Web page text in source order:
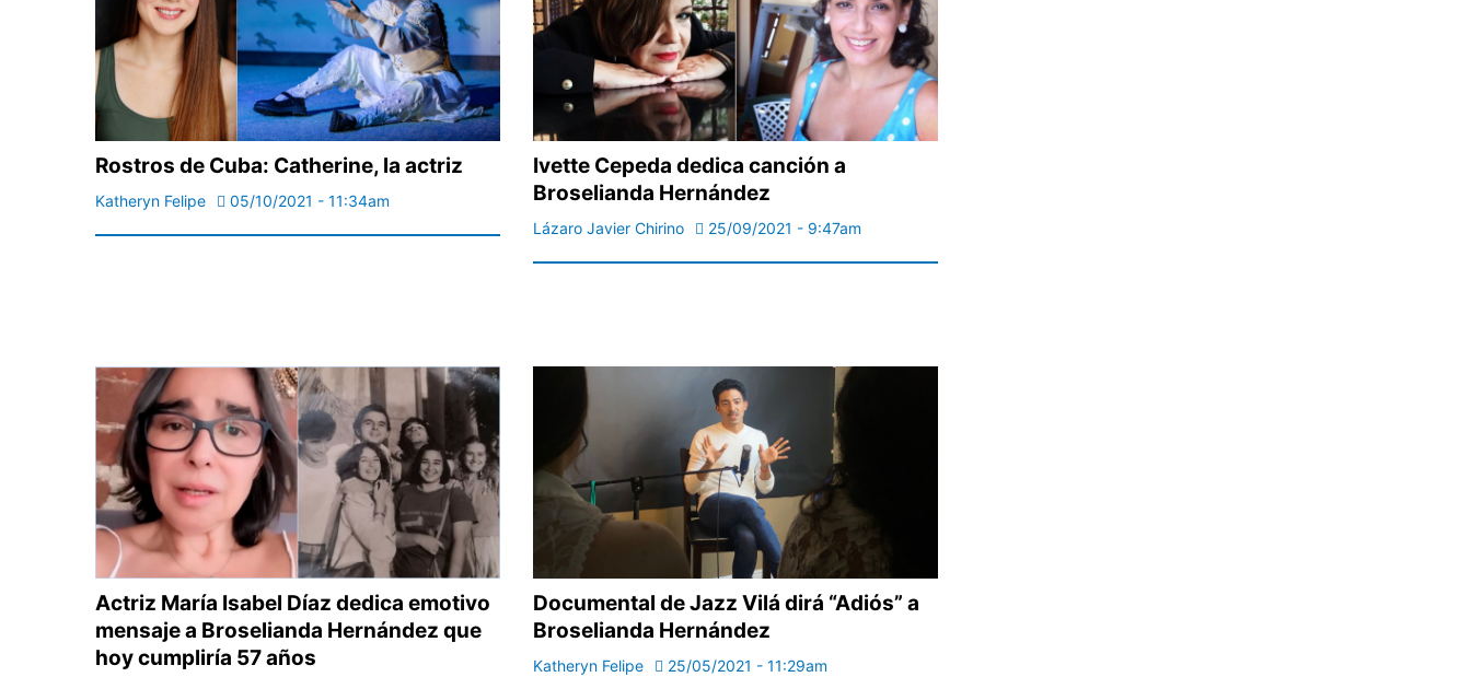
Rostros de Cuba: Catherine, la actriz
Katheryn Felipe 05/10/2021 - 11:34am
Ivette Cepeda dedica canción a
Broselianda Hernández
Lázaro Javier Chirino 25/09/2021 - 9:47am
Actriz María Isabel Díaz dedica emotivo
mensaje a Broselianda Hernández que
hoy cumpliría 57 años
Documental de Jazz Vilá dirá “Adiós” a
Broselianda Hernández
Katheryn Felipe 25/05/2021 - 11:29am